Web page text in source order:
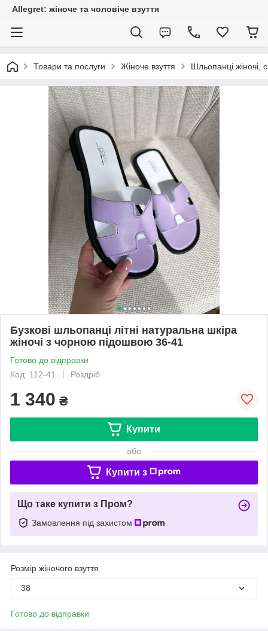
Allegret: жіноче та чоловіче взуття
Товари та послуги Жіноче взуття Шльопанці жіночі,
Бузкові шльопанці літні натуральна шкіра
жіночі з чорною підошвою 36-41
Готово до відправки
Код: 112-41
Роздріб
1 340 ₴
Купити
або
Купити з
Що таке купити з Пром?
Замовлення під захистом
Розмір жіночого взуття
38
Готово до відправки